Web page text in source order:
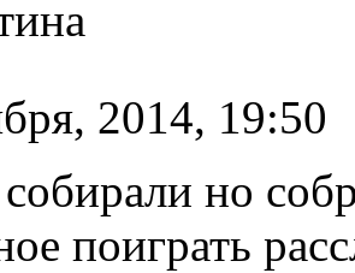
2014, 19:50
но
поиграть